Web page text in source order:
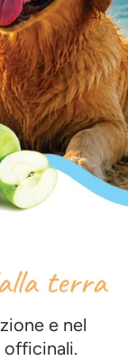
e nel